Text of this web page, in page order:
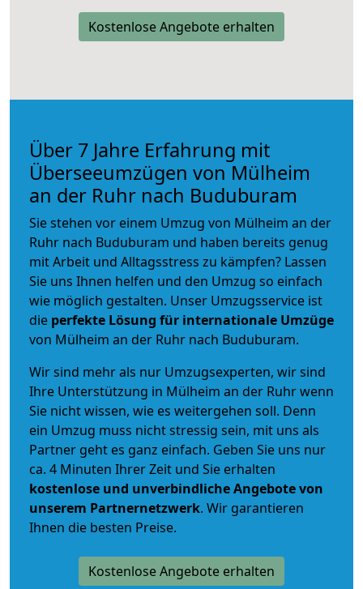
Kostenlose Angebote erhalten
Über 7 Jahre Erfahrung mit
Überseeumzügen von Mülheim
an der Ruhr nach Buduburam
Sie stehen vor einem Umzug von Mülheim an der
Ruhr nach Buduburam und haben bereits genug
mit Arbeit und Alltagsstress zu kämpfen? Lassen
Sie uns Ihnen helfen und den Umzug so einfach
wie möglich gestalten. Unser Umzugsservice ist
die perfekte Lösung für internationale Umzüge
von Mülheim an der Ruhr nach Buduburam.
Wir sind mehr als nur Umzugsexperten, wir sind
Ihre Unterstützung in Mülheim an der Ruhr wenn
Sie nicht wissen, wie es weitergehen soll. Denn
ein Umzug muss nicht stressig sein, mit uns als
Partner geht es ganz einfach. Geben Sie uns nur
ca. 4 Minuten Ihrer Zeit und Sie erhalten
kostenlose und unverbindlicheAngebote von
unserem Partnernetzwerk. Wir garantieren
Ihnen die besten Preise.
Kostenlose Angebote erhalten